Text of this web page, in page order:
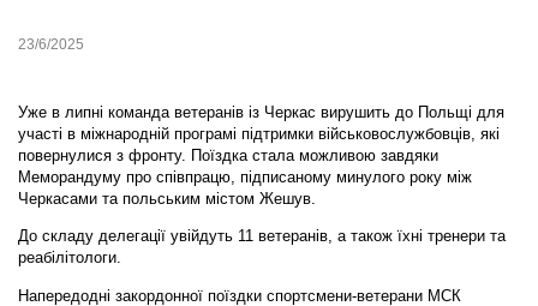
23/6/2025
Уже в липні команда ветеранів із Черкас вирушить до Польщі для
участі в міжнародній програмі підтримки військовослужбовців, які
повернулися з фронту. Поїздка стала можливою завдяки
Меморандуму про співпрацю, підписаному минулого року між
Черкасами та польським містом Жешув.
До складу делегації увійдуть 11 ветеранів, а також їхні тренери та
реабілітологи.
Напередодні закордонної поїздки спортсмени-ветерани МСК